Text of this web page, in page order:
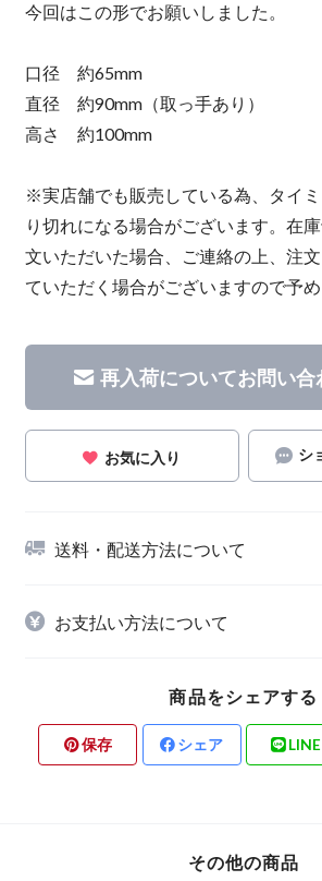
今回はこの形でお願いしました。
口径 約65mm
直径 約90mm（取っ手あり）
高さ 約100mm
※実店舗でも販売している為、タイ
り切れになる場合がございます。在
文いただいた場合、ご連絡の上、注
ていただく場合がございますので予め
再入荷についてお問い合
お気に入り シ
送料・配送方法について
お支払い方法について
商品をシェアする
保存 シェア LINE
その他の商品